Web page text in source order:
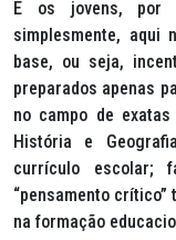
E os jovens, por
simplesmente, aqui
base, ou seja,
preparados apenas
no campo de
História e
currículo escolar;
“pensamento
na formação